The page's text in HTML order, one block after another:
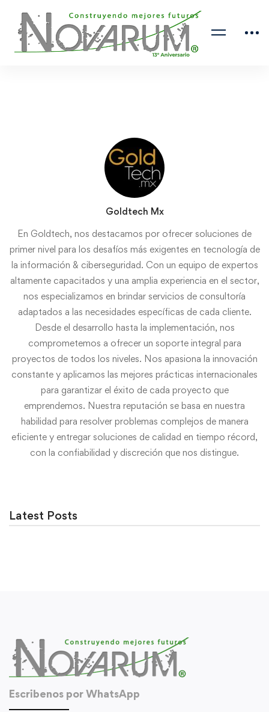
Goldtech Mx
En Goldtech, nos destacamos por ofrecer soluciones de
primer nivel para los desafíos más exigentes en tecnología de
la información & ciberseguridad. Con un equipo de expertos
altamente capacitados y una amplia experiencia en el sector,
nos especializamos en brindar servicios de consultoría
adaptados a las necesidades específicas de cada cliente.
Desde el desarrollo hasta la implementación, nos
comprometemos a ofrecer un soporte integral para
proyectos de todos los niveles. Nos apasiona la innovación
constante y aplicamos las mejores prácticas internacionales
para garantizar el éxito de cada proyecto que
emprendemos. Nuestra reputación se basa en nuestra
habilidad para resolver problemas complejos de manera
eficiente y entregar soluciones de calidad en tiempo récord,
con la confiabilidad y discreción que nos distingue.
Latest Posts
Escribenos por WhatsApp